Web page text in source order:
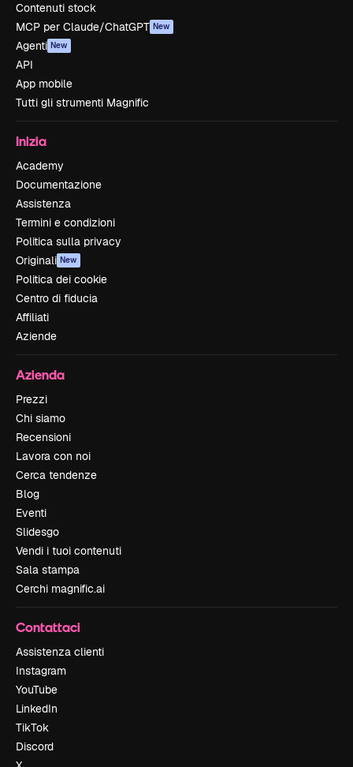
Contenuti stock
MCP per Claude/ChatGPT New
Agenti New
API
App mobile
Tutti gli strumenti Magnific
Inizia
Academy
Documentazione
Assistenza
Termini e condizioni
Politica sulla privacy
Originali New
Politica dei cookie
Centro di fiducia
Affiliati
Aziende
Azienda
Prezzi
Chi siamo
Recensioni
Lavora con noi
Cerca tendenze
Blog
Eventi
Slidesgo
Vendi i tuoi contenuti
Sala stampa
Cerchi magnific.ai
Contattaci
Assistenza clienti
Instagram
YouTube
LinkedIn
TikTok
Discord